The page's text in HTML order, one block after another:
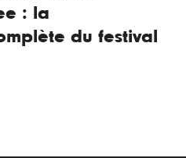
: la
du festival